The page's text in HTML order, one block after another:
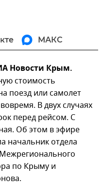
МАКС
Новости Крым.
стоимость
поезд или самолет
В двух случаях
перед рейсом. С
Об этом в эфире
начальник отдела
по Крыму и